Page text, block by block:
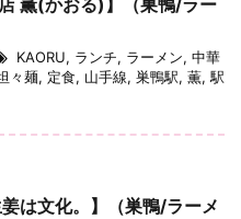
店 薫(かおる)】（巣鴨/ラー
KAORU, ランチ, ラーメン, 中華
々麺, 定食, 山手線, 巣鴨駅, 薫, 駅
姜は文化。】（巣鴨/ラーメ